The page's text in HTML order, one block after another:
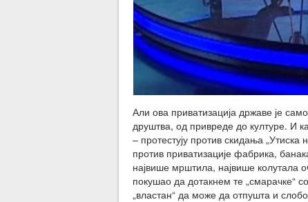
Али ова приватизација државе је
друштва, од привреде до културе. И
– протестују против скидања
против приватизације фабрика,
највише мрштила, највише колутала
покушао да дотакнем те „смарачке“
„властан“ да може да отпушта и